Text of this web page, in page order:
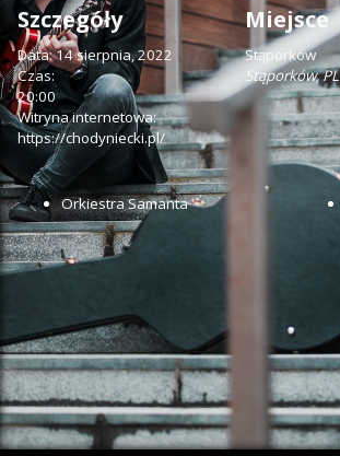
Szczegóły
Data:14 sierpnia, 2022
Czas:
20:00
Witryna internetowa:
https://chodyniecki.pl/
Miejsce
Stąporków
Stąporków,PL
Orkiestra Samanta